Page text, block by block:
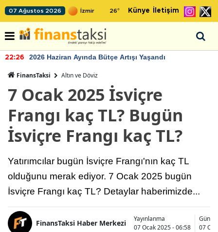
07 Ağustos 2026 26° Künye İletişim
22:26 2026 Haziran Ayında Bütçe Artışı Yaşandı
FinansTaksi Altın ve Döviz
7 Ocak 2025 İsviçre
Frangı kaç TL? Bugün
İsviçre Frangı kaç TL?
Yatırımcılar bugün İsviçre Frangı'nın kaç TL
olduğunu merak ediyor. 7 Ocak 2025 bugün
İsviçre Frangı kaç TL? Detaylar haberimizde...
FinansTaksi Haber Merkezi
Yayınlanma
07 Ocak 2025 - 06:58
07